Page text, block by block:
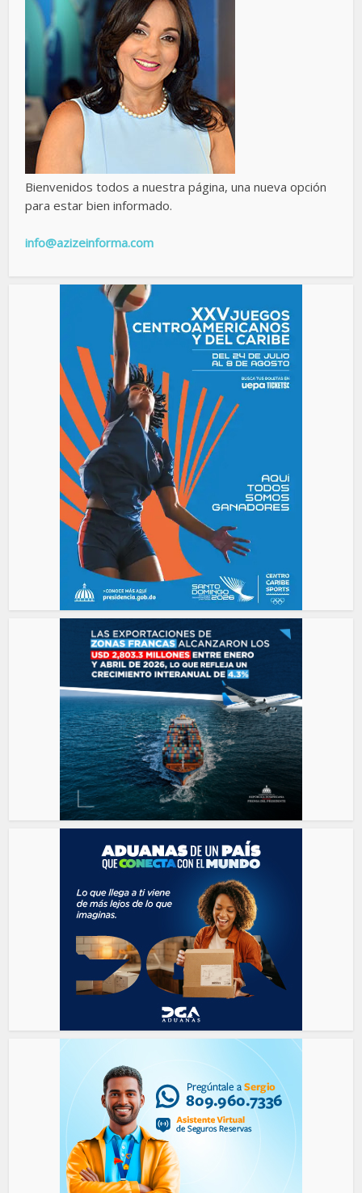
Bienvenidos todos a nuestra página, una nueva opción
para estar bien informado.
info@azizeinforma.com